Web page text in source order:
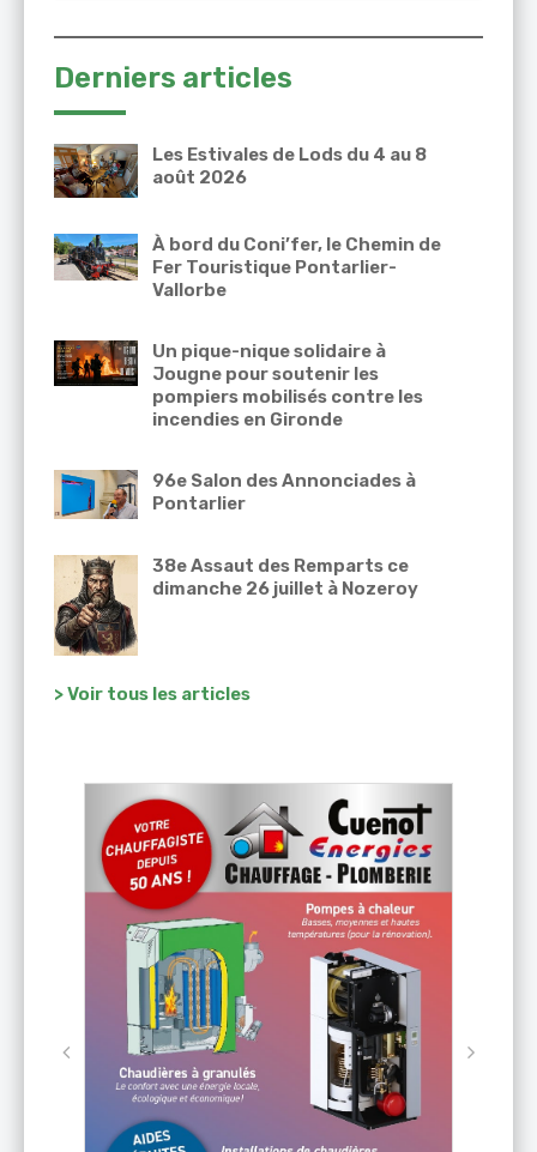
Derniers articles
Les Estivales de Lods du 4 au 8
août 2026
À bord du Coni’fer, le Chemin de
Fer Touristique Pontarlier-
Vallorbe
Un pique-nique solidaire à
Jougne pour soutenir les
pompiers mobilisés contre les
incendies en Gironde
96e Salon des Annonciades à
Pontarlier
38e Assaut des Remparts ce
dimanche 26 juillet à Nozeroy
> Voir tous les articles